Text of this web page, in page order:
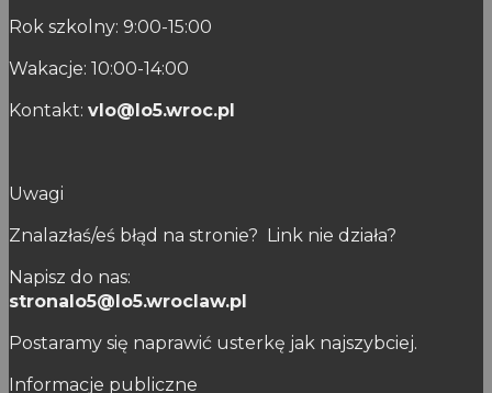
Rok szkolny: 9:00-15:00
Wakacje: 10:00-14:00
Kontakt: vlo@lo5.wroc.pl
Uwagi
Znalazłaś/eś błąd na stronie? Link nie działa?
Napisz do nas:
stronalo5@lo5.wroclaw.pl
Postaramy się naprawić usterkę jak najszybciej.
Informacje publiczne